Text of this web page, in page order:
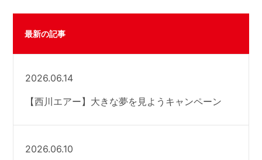
最新の記事
2026.06.14
【西川エアー】大きな夢を見ようキャンペーン
2026.06.10